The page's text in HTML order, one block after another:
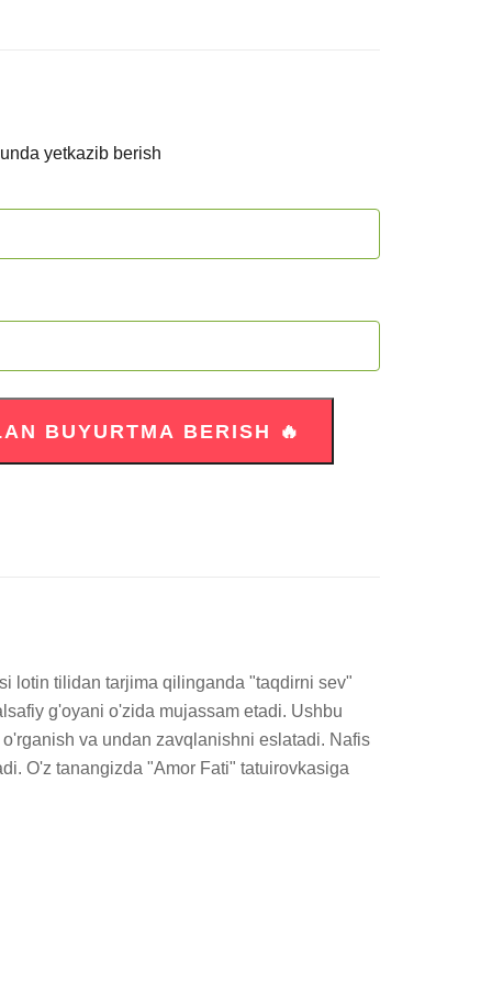
yetkazib berish
lotin tilidan tarjima qilinganda "taqdirni sev"
g'oyani o'zida mujassam etadi. Ushbu
va undan zavqlanishni eslatadi. Nafis
O'z tanangizda "Amor Fati" tatuirovkasiga